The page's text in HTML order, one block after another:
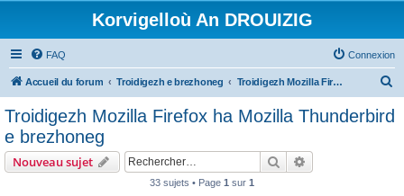
Korvigelloù An DROUIZIG
FAQ Connexion
Accueil du forum Troidigezh e brezhoneg Troidigezh Mozilla Firefox ha Mozilla Thunderbird e brezhoneg
Troidigezh Mozilla Firefox ha Mozilla Thunderbird
e brezhoneg
Nouveau sujet Rechercher
33 sujets • Page 1 sur 1